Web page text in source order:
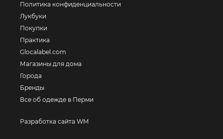
Политика конфиденциальности
Лукбуки
Покупки
Практика
Glocalabel.com
Магазины для дома
Города
Бренды
Все об одежде в Перми
Разработка сайта WM